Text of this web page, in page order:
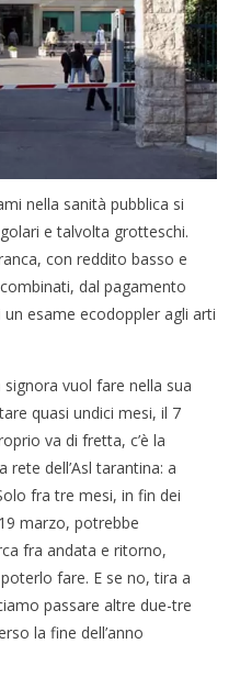
nella sanità pubblica si
e talvolta grotteschi.
con reddito basso e
dal pagamento
esame ecodoppler agli arti
vuol fare nella sua
quasi undici mesi, il 7
va di fretta, c’è la
dell’Asl tarantina: a
fra tre mesi, in fin dei
marzo, potrebbe
fra andata e ritorno,
fare. E se no, tira a
passare altre due-tre
la fine dell’anno